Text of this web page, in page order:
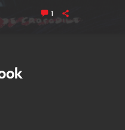
1